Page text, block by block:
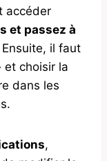
accéder
et passez à
Ensuite, il faut
et choisir la
dans les
,